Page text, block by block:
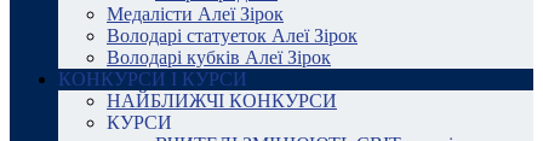
Медалісти Алеї Зірок
Володарі статуеток Алеї Зірок
Володарі кубків Алеї Зірок
КОНКУРСИ І КУРСИ
НАЙБЛИЖЧІ КОНКУРСИ
КУРСИ